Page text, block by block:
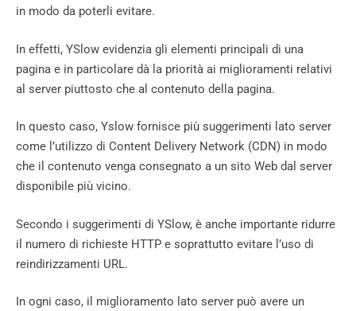
in modo da poterli evitare.
In effetti, YSlow evidenzia gli elementi principali di una
pagina e in particolare dà la priorità ai miglioramenti relativi
al server piuttosto che al contenuto della pagina.
In questo caso, Yslow fornisce più suggerimenti lato server
come l’utilizzo di Content Delivery Network (CDN) in modo
che il contenuto venga consegnato a un sito Web dal server
disponibile più vicino.
Secondo i suggerimenti di YSlow, è anche importante ridurre
il numero di richieste HTTP e soprattutto evitare l’uso di
reindirizzamenti URL.
In ogni caso, il miglioramento lato server può avere un